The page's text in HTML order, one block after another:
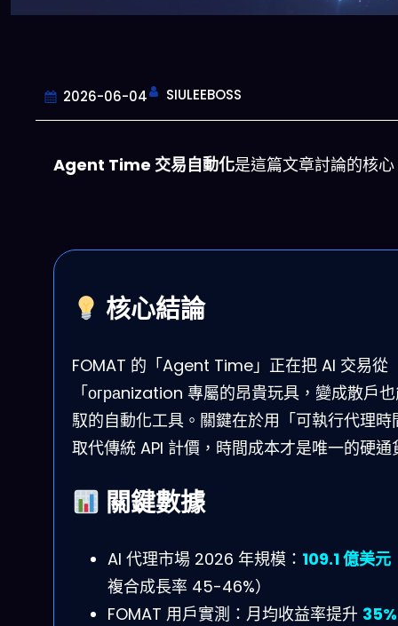
2026-06-04 SIULEEBOSS
Agent Time 交易自動化是這篇文章討論的核心
核心結論
FOMAT 的「Agent Time」正在把 AI 交易從
「ограnization 專屬的昂貴玩具，變成散戶
馭的自動化工具。關鍵在於用「可執行代理時
取代傳統 API 計價，時間成本才是唯一的硬通
關鍵數據
AI 代理市場 2026 年規模： 109.1 億美元
複合成長率 45-46%）
FOMAT 用戶實測：月均收益率提升 35%